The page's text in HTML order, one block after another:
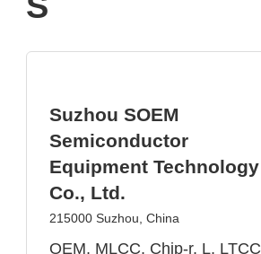
Suzhou SOEM
Semiconductor
Equipment Technology
Co., Ltd.
215000 Suzhou, China
OEM, MLCC, Chip-r, L, LTCC